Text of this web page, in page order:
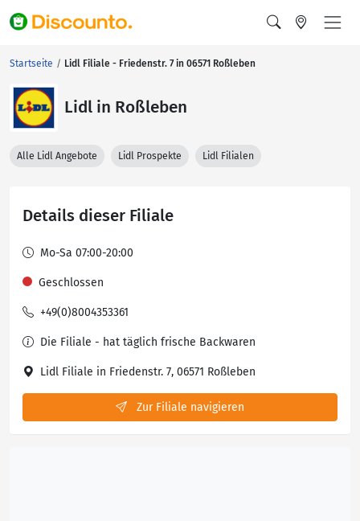
Startseite Lidl Filiale - Friedenstr. 7 in 06571 Roßleben
Lidl in Roßleben
Alle Lidl Angebote Lidl Prospekte Lidl Filialen
Details dieser Filiale
Mo-Sa 07:00-20:00
Geschlossen
+49(0)8004353361
Die Filiale - hat täglich frische Backwaren
Lidl Filiale in Friedenstr. 7, 06571 Roßleben
Zur Filiale navigieren